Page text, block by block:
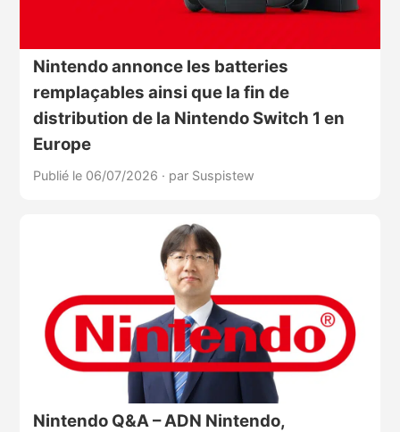
Nintendo annonce les batteries
remplaçables ainsi que la fin de
distribution de la Nintendo Switch 1 en
Europe
Publié le 06/07/2026 · par Suspistew
Nintendo Q&A – ADN Nintendo,